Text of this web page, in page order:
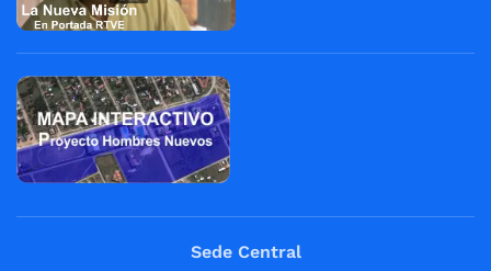
Sede Central